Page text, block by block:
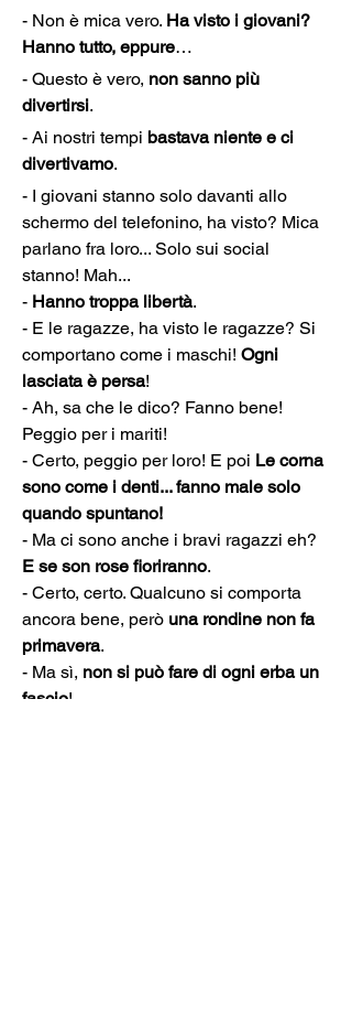
- Non è mica vero. Ha visto i giovani?
Hanno tutto, eppure…
- Questo è vero, non sanno più
divertirsi.
- Ai nostri tempi bastava niente e ci
divertivamo.
- I giovani stanno solo davanti allo
schermo del telefonino, ha visto? Mica
parlano fra loro... Solo sui social
stanno! Mah...
- Hanno troppa libertà.
- E le ragazze, ha visto le ragazze? Si
comportano come i maschi! Ogni
lasciata è persa!
- Ah, sa che le dico? Fanno bene!
Peggio per i mariti!
- Certo, peggio per loro! E poi Le corna
sono come i denti... fanno male solo
quando spuntano!
- Ma ci sono anche i bravi ragazzi eh?
E se son rose fioriranno.
- Certo, certo. Qualcuno si comporta
ancora bene, però una rondine non fa
primavera.
- Ma sì, non si può fare di ogni erba un
fascio!